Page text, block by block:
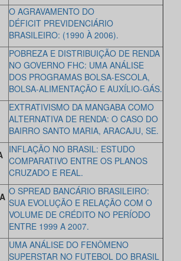
O AGRAVAMENTO DO
DÉFICIT PREVIDENCIÁRIO
BRASILEIRO: (1990 À 2006).
POBREZA E DISTRIBUIÇÃO DE RENDA
NO GOVERNO FHC: UMA ANÁLISE
DOS PROGRAMAS BOLSA-ESCOLA,
BOLSA-ALIMENTAÇÃO E AUXÍLIO-GÁS.
EXTRATIVISMO DA MANGABA COMO
ALTERNATIVA DE RENDA: O CASO DO
BAIRRO SANTO MARIA, ARACAJU, SE.
INFLAÇÃO NO BRASIL: ESTUDO
COMPARATIVO ENTRE OS PLANOS
CRUZADO E REAL.
O SPREAD BANCÁRIO BRASILEIRO:
SUA EVOLUÇÃO E RELAÇÃO COM O
VOLUME DE CRÉDITO NO PERÍODO
ENTRE 1999 A 2007.
UMA ANÁLISE DO FENÔMENO
SUPERSTAR NO FUTEBOL DO BRASIL